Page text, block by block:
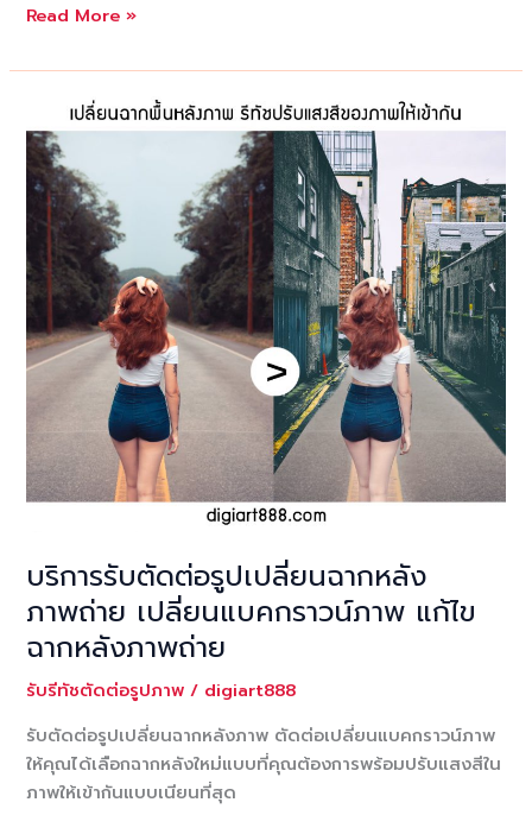
รับ
รูป
ผอม
ด้วยphotoshopรับ
รี
ทัช
ภาพ
ถ่าย
พรีเว็ดดิ้ง
แก้ไข
สัดส่วน
รูป
คนใน
ภาพ
Read More »
บริการรับตัดต่อรูปเปลี่ยนฉากหลัง
ภาพถ่าย เปลี่ยนแบคกราวน์ภาพ แก้ไข
ฉากหลังภาพถ่าย
รับรีทัชตัดต่อรูปภาพ / digiart888
รับตัดต่อรูปเปลี่ยนฉากหลังภาพ ตัดต่อเปลี่ยนแบคกราวน์ภาพ
ให้คุณได้เลือกฉากหลังใหม่แบบที่คุณต้องการพร้อมปรับแสงสีใน
ภาพให้เข้ากันแบบเนียนที่สุด